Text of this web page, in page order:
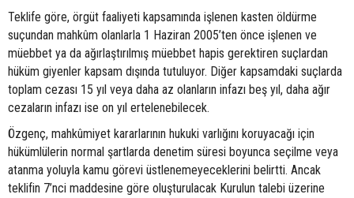
Teklife göre, örgüt faaliyeti kapsamında işlenen kasten öldürme
suçundan mahkûm olanlarla 1 Haziran 2005’ten önce işlenen ve
müebbet ya da ağırlaştırılmış müebbet hapis gerektiren suçlardan
hüküm giyenler kapsam dışında tutuluyor. Diğer kapsamdaki suçlarda
toplam cezası 15 yıl veya daha az olanların infazı beş yıl, daha ağır
cezaların infazı ise on yıl ertelenebilecek.
Özgenç, mahkûmiyet kararlarının hukuki varlığını koruyacağı için
hükümlülerin normal şartlarda denetim süresi boyunca seçilme veya
atanma yoluyla kamu görevi üstlenemeyeceklerini belirtti. Ancak
teklifin 7’nci maddesine göre oluşturulacak Kurulun talebi üzerine